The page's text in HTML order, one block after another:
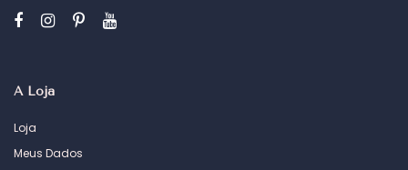
A Loja
Loja
Meus Dados